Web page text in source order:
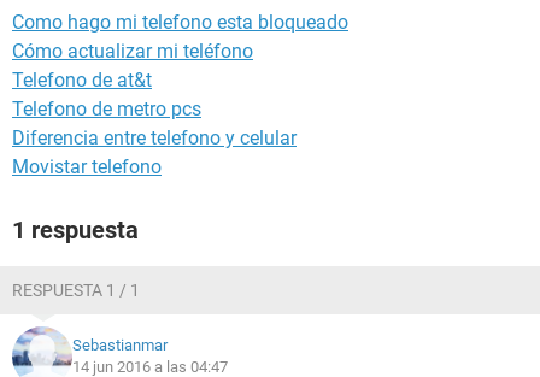
Como hago mi telefono esta bloqueado
Cómo actualizar mi teléfono
Telefono de at&t
Telefono de metro pcs
Diferencia entre telefono y celular
Movistar telefono
1 respuesta
RESPUESTA 1 / 1
Sebastianmar
14 jun 2016 a las 04:47